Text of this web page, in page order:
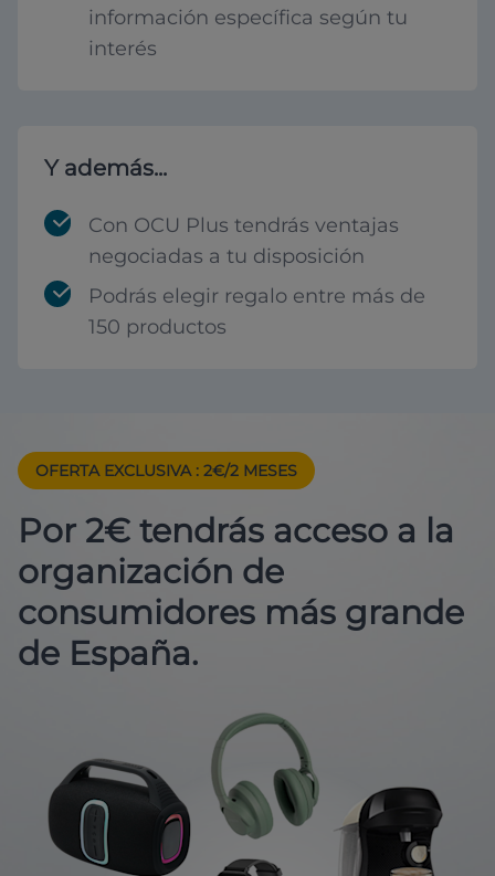
información específica según tu
interés
Y además...
Con OCU Plus tendrás ventajas
negociadas a tu disposición
Podrás elegir regalo entre más de
150 productos
OFERTA EXCLUSIVA : 2€/2 MESES
Por 2€ tendrás acceso a la
organización de
consumidores más grande
de España.